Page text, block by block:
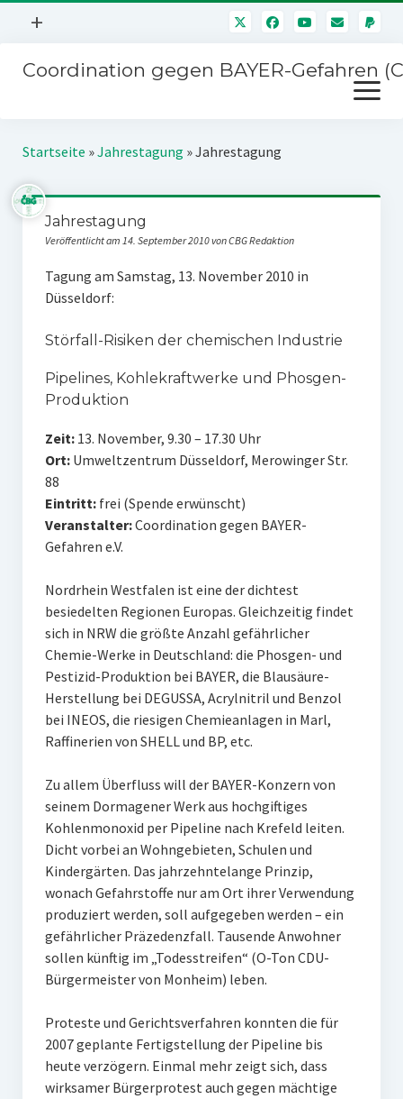
Menü
+
Mitmachen
Kontakt
Impressum
Störfälle
Coordination gegen BAYER-Gefahren
Menü
öffnen
Kampagnen
BAYER-Hauptversammlungen
Stichwort BAYER
SPENDEN
Startseite »Jahrestagung »Jahrestagung
Jahrestagung
Veröffentlicht am 14. September 2010 von CBG Redaktion
Tagung am Samstag, 13. November 2010 in
Düsseldorf:
Störfall-Risiken der chemischen Industrie
Pipelines, Kohlekraftwerke und Phosgen-
Produktion
Zeit:13. November, 9.30 – 17.30 Uhr
Ort:Umweltzentrum Düsseldorf, Merowinger Str.
88
Eintritt:frei (Spende erwünscht)
Veranstalter:Coordination gegen BAYER-
Gefahren e.V.
Nordrhein Westfalen ist eine der dichtest
besiedelten Regionen Europas. Gleichzeitig findet
sich in NRW die größte Anzahl gefährlicher
Chemie-Werke in Deutschland: die Phosgen- und
Pestizid-Produktion bei BAYER, die Blausäure-
Herstellung bei DEGUSSA, Acrylnitril und Benzol
bei INEOS, die riesigen Chemieanlagen in Marl,
Raffinerien von SHELL und BP, etc.
Zu allem Überfluss will der BAYER-Konzern von
seinem Dormagener Werk aus hochgiftiges
Kohlenmonoxid per Pipeline nach Krefeld leiten.
Dicht vorbei an Wohngebieten, Schulen und
Kindergärten. Das jahrzehntelange Prinzip,
wonach Gefahrstoffe nur am Ort ihrer Verwendung
produziert werden, soll aufgegeben werden – ein
gefährlicher Präzedenzfall. Tausende Anwohner
sollen künftig im „Todesstreifen“ (O-Ton CDU-
Bürgermeister von Monheim) leben.
Proteste und Gerichtsverfahren konnten die für
2007 geplante Fertigstellung der Pipeline bis
heute verzögern. Einmal mehr zeigt sich, dass
wirksamer Bürgerprotest auch gegen mächtige